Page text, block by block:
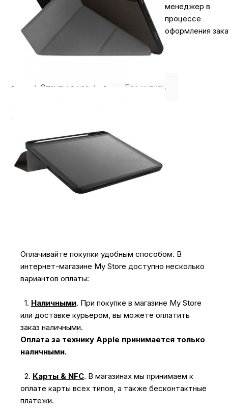
менеджер в
процессе
оформления
⭐️ Отзывы о нас ⭐️ Где купить
Оплачивайте покупки удобным способом. В
интернет-магазине My Store доступно несколько
вариантов оплаты:
1. Наличными. При покупке в магазине My Store
или доставке курьером, вы можете оплатить
заказ наличными.
Оплата за технику Apple принимается только
наличными.
2. Карты & NFC. В магазинах мы принимаем к
оплате карты всех типов, а также бесконтактные
платежи.